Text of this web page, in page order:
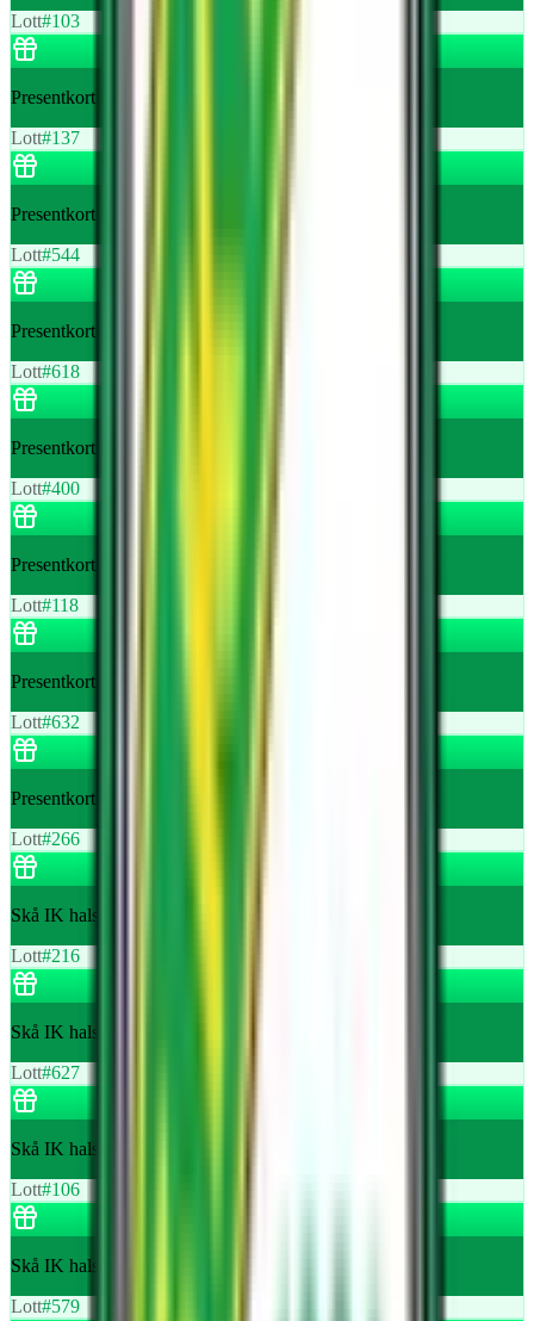
Lott#103
Presentkort för våffelfruksot hos Skå Festplats
Lott#137
Presentkort för våffelfruksot hos Skå Festplats
Lott#544
Presentkort för våffelfruksot hos Skå Festplats
Lott#618
Presentkort för våffelfruksot hos Skå Festplats
Lott#400
Presentkort för våffelfruksot hos Skå Festplats
Lott#118
Presentkort för våffelfruksot hos Skå Festplats
Lott#632
Presentkort för våffelfruksot hos Skå Festplats
Lott#266
Skå IK halsduk
Lott#216
Skå IK halsduk
Lott#627
Skå IK halsduk
Lott#106
Skå IK halsduk
Lott#579